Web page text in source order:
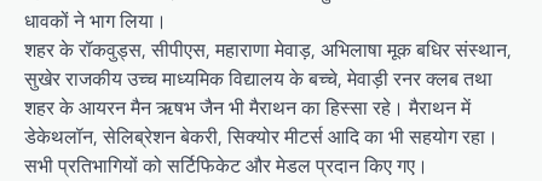
धावकों ने भाग लिया।
शहर के रॉकवुड्स, सीपीएस, महाराणा मेवाड़, अभिलाषा मूक बधिर संस्थान,
सुखेर राजकीय उच्च माध्यमिक विद्यालय के बच्चे, मेवाड़ी रनर क्लब तथा
शहर के आयरन मैन ऋषभ जैन भी मैराथन का हिस्सा रहे। मैराथन में
डेकेथलॉन, सेलिब्रेशन बेकरी, सिक्योर मीटर्स आदि का भी सहयोग रहा।
सभी प्रतिभागियों को सर्टिफिकेट और मेडल प्रदान किए गए।